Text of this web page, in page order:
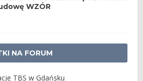
WZÓR
NA FORUM
TBS w Gdańsku